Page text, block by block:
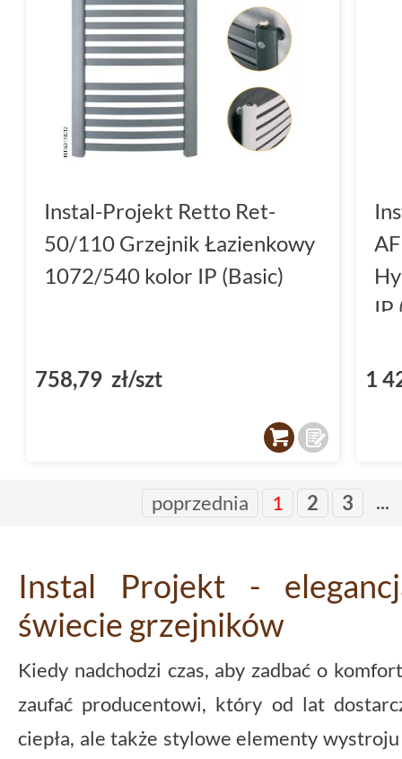
Instal-Projekt Retto Ret-
50/110 Grzejnik Łazienkowy
1072/540 kolor IP (Basic)
758,79 zł/szt
IP
1
poprzednia 1 2 3 ...
Instal Projekt -
świecie grzejników
Kiedy nadchodzi czas, aby zadbać o
zaufać producentowi, który od lat
ciepła, ale także stylowe elementy